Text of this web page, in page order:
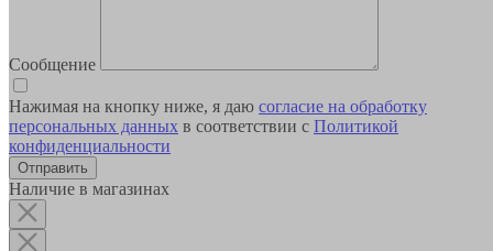
Сообщение
Нажимая на кнопку ниже, я даю согласие на обработку
персональных данных в соответствии с Политикой
конфиденциальности
Наличие в магазинах